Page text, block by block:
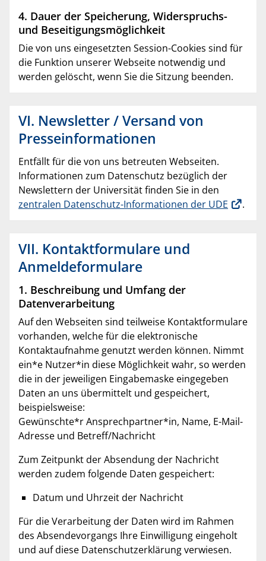
4. Dauer der Speicherung, Widerspruchs-
und Beseitigungsmöglichkeit
Die von uns eingesetzten Session-Cookies sind für
die Funktion unserer Webseite notwendig und
werden gelöscht, wenn Sie die Sitzung beenden.
VI. Newsletter / Versand von
Presseinformationen
Entfällt für die von uns betreuten Webseiten.
Informationen zum Datenschutz bezüglich der
Newslettern der Universität finden Sie in den
zentralen Datenschutz-Informationen der UDE
.
VII. Kontaktformulare und
Anmeldeformulare
1. Beschreibung und Umfang der
Datenverarbeitung
Auf den Webseiten sind teilweise Kontaktformulare
vorhanden, welche für die elektronische
Kontaktaufnahme genutzt werden können. Nimmt
ein*e Nutzer*in diese Möglichkeit wahr, so werden
die in der jeweiligen Eingabemaske eingegeben
Daten an uns übermittelt und gespeichert,
beispielsweise:
Gewünschte*r Ansprechpartner*in, Name, E-Mail-
Adresse und Betreff/Nachricht
Zum Zeitpunkt der Absendung der Nachricht
werden zudem folgende Daten gespeichert:
Datum und Uhrzeit der Nachricht
Für die Verarbeitung der Daten wird im Rahmen
des Absendevorgangs Ihre Einwilligung eingeholt
und auf diese Datenschutzerklärung verwiesen.